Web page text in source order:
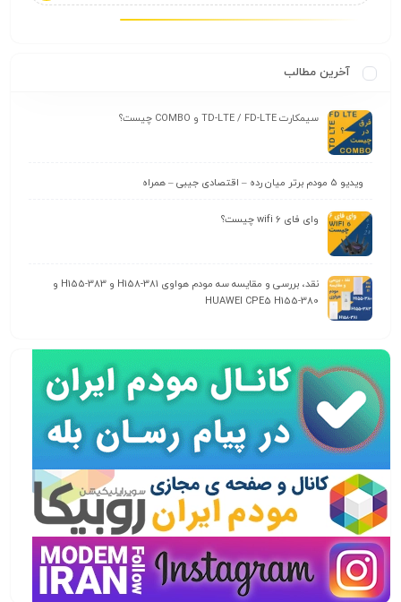
آخرین مطالب
سیمکارت TD-LTE / FD-LTE و COMBO چیست؟
ویدیو 5 مودم برتر میان رده – اقتصادی جیبی – همراه
وای‌ فای wifi 6 چیست؟
نقد، بررسی و مقایسه سه مودم هواوی H158-381 و H155-383 و
HUAWEI CPE5 H155-380